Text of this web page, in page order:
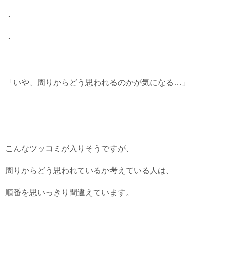
・
・
「いや、周りからどう思われるのかが気になる…」
こんなツッコミが入りそうですが、
周りからどう思われているか考えている人は、
順番を思いっきり間違えています。